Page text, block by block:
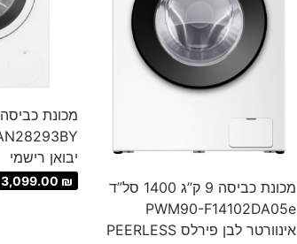
מכונת כביסה 9 ק”ג 1400 סל”ד
PWM90-F14102DA05e
אינוורטר לבן פירלס PEERLESS
יבואן רישמי
3,099.00 ₪